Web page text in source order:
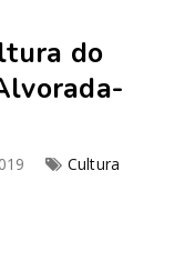
do
Cultura